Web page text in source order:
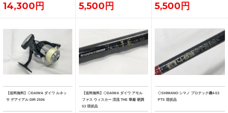
14,300円 5,500円 5,500円
【送料無料】◇DAIWA ダイワ ルネッ
サ デアイアル DIR 2506
【送料無料】◇DAIWA ダイワ アモル
ファス ウィスカー 渓流 THE 華厳 硬調
53 現状品
◇SHIMANO シマノ プロテック磯4-53
PTS 現状品